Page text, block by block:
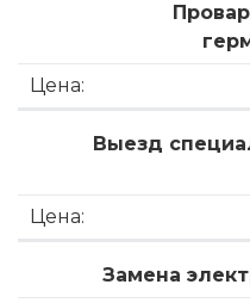
Выезд
Замена